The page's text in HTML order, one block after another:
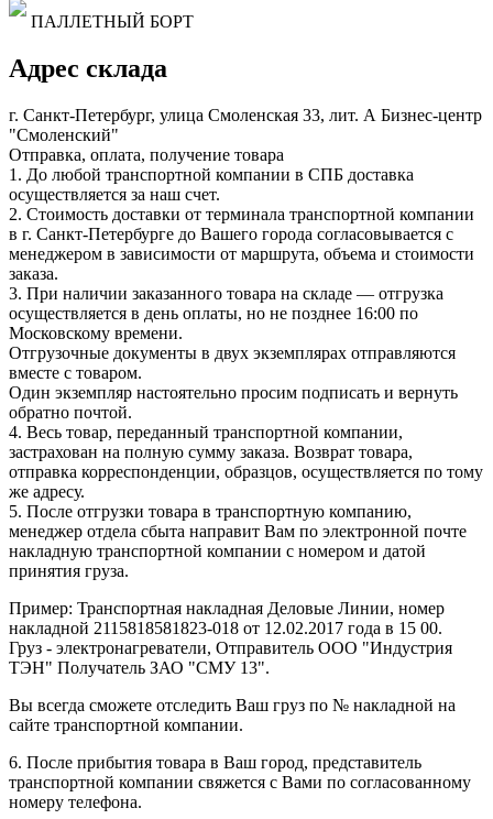
ПАЛЛЕТНЫЙ БОРТ
Адрес склада
г. Санкт-Петербург, улица Смоленская 33, лит. А Бизнес-центр
"Смоленский"
Отправка, оплата, получение товара
1. До любой транспортной компании в СПБ доставка
осуществляется за наш счет.
2. Стоимость доставки от терминала транспортной компании
в г. Санкт-Петербурге до Вашего города согласовывается с
менеджером в зависимости от маршрута, объема и стоимости
заказа.
3. При наличии заказанного товара на складе — отгрузка
осуществляется в день оплаты, но не позднее 16:00 по
Московскому времени.
Отгрузочные документы в двух экземплярах отправляются
вместе с товаром.
Один экземпляр настоятельно просим подписать и вернуть
обратно почтой.
4. Весь товар, переданный транспортной компании,
застрахован на полную сумму заказа. Возврат товара,
отправка корреспонденции, образцов, осуществляется по тому
же адресу.
5. После отгрузки товара в транспортную компанию,
менеджер отдела сбыта направит Вам по электронной почте
накладную транспортной компании с номером и датой
принятия груза.
Пример: Транспортная накладная Деловые Линии, номер
накладной 2115818581823-018 от 12.02.2017 года в 15 00.
Груз - электронагреватели, Отправитель ООО "Индустрия
ТЭН" Получатель ЗАО "СМУ 13".
Вы всегда сможете отследить Ваш груз по № накладной на
сайте транспортной компании.
6. После прибытия товара в Ваш город, представитель
транспортной компании свяжется с Вами по согласованному
номеру телефона.